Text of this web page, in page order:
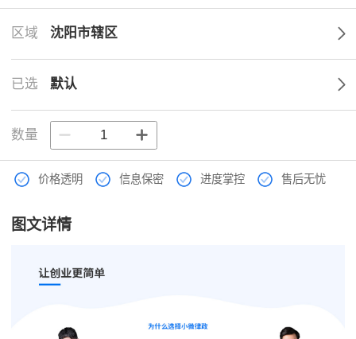
区域 沈阳市辖区
已选 默认
数量
价格透明 信息保密 进度掌控 售后无忧
图文详情